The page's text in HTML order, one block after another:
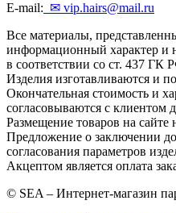
E-mail: ✉ vip.hairs@mail.ru
Все материалы,
информационный характер и
в соответствии со ст. 437 ГК
Изделия изготавливаются и
Окончательная стоимость и
согласовываются с клиентом
Размещение товаров на сайте
Предложение о заключении
согласования параметров
Акцептом является оплата
© SEA – Интернет-магазин